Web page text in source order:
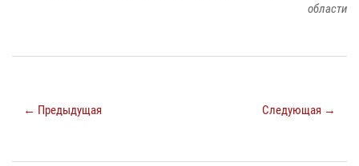
области
← Предыдущая Следующая →